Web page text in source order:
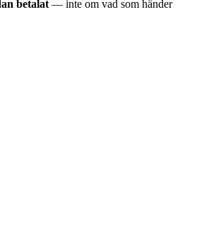
betalat— inte om vad som händer